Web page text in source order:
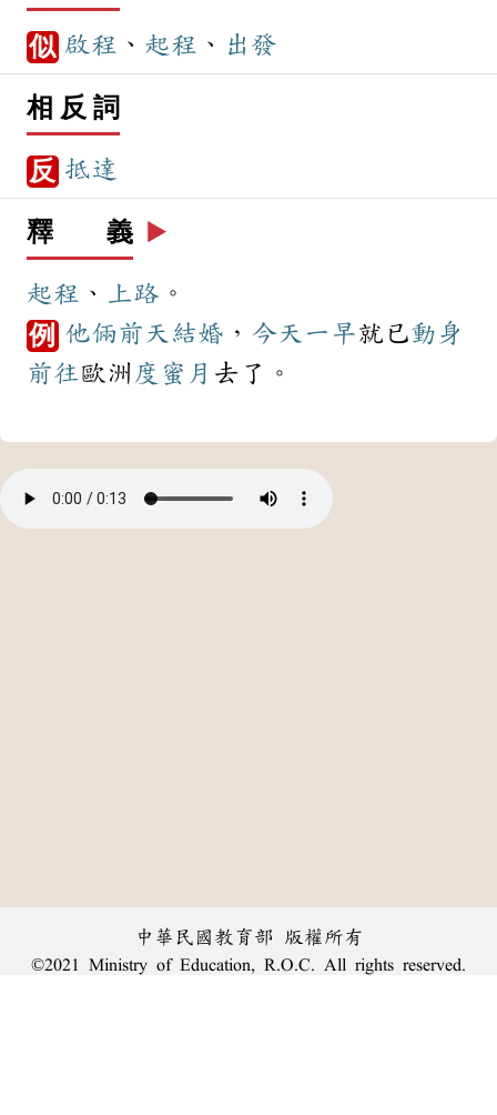
似 啟程 、 起程 、 出發
相 反 詞
反 抵達
釋 義 ▶️
起程 、 上路 。
例 他倆前天 結婚 ， 今天 一早就已動身
前往歐洲 度蜜月 去了。
中華民國教育部 版權所有
©2021 Ministry of Education, R.O.C. All rights reserved.